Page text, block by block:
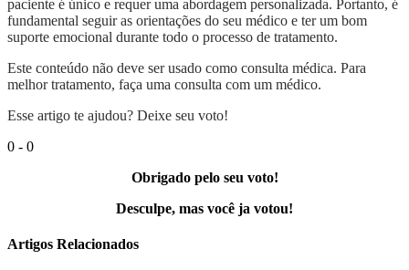
paciente é único e requer uma abordagem personalizada. Portanto, é
fundamental seguir as orientações do seu médico e ter um bom
suporte emocional durante todo o processo de tratamento.
Este conteúdo não deve ser usado como consulta médica. Para
melhor tratamento, faça uma consulta com um médico.
Esse artigo te ajudou? Deixe seu voto!
0 - 0
Obrigado pelo seu voto!
Desculpe, mas você ja votou!
Artigos Relacionados